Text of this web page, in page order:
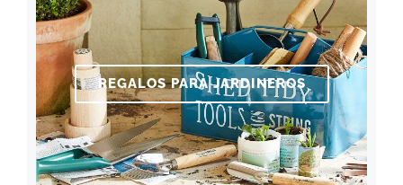
REGALOS PARA JARDINEROS